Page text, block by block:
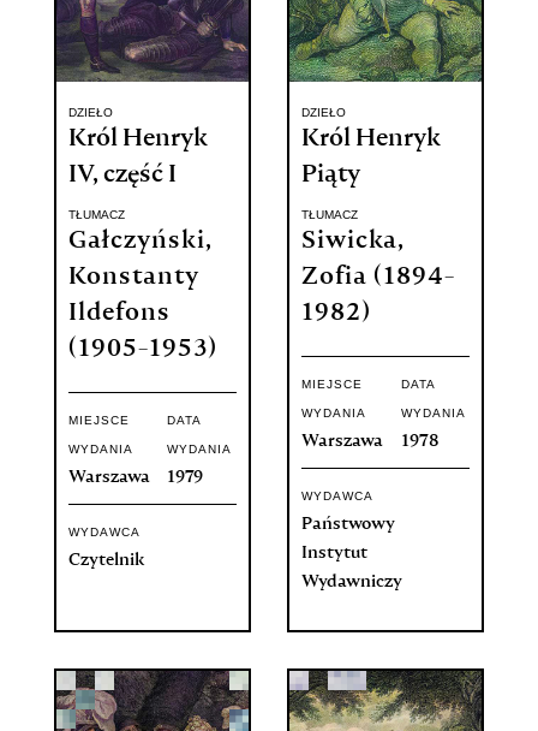
DZIEŁO
Król Henryk
IV, część I
TŁUMACZ
Gałczyński,
Konstanty
Ildefons
(1905-1953)
MIEJSCE
WYDANIA
Warszawa
DATA
WYDANIA
1979
WYDAWCA
Czytelnik
DZIEŁO
Król Henryk
Piąty
TŁUMACZ
Siwicka,
Zofia (1894-
1982)
MIEJSCE
WYDANIA
Warszawa
DATA
WYDANIA
1978
WYDAWCA
Państwowy
Instytut
Wydawniczy